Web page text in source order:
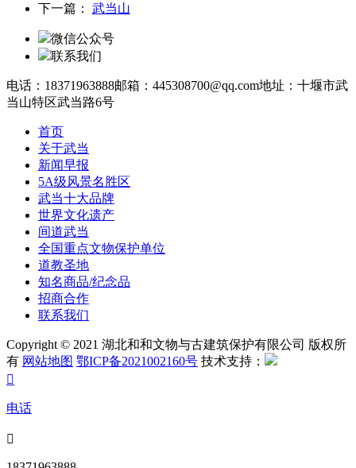
下一篇： 武当山
微信公众号
联系我们
电话：18371963888邮箱：445308700@qq.com地址：十堰市武
当山特区武当路6号
首页
关于武当
新闻早报
5A级风景名胜区
武当十大品牌
世界文化遗产
间道武当
全国重点文物保护单位
道教圣地
知名商品/纪念品
招商合作
联系我们
Copyright © 2021 湖北和和文物与古建筑保护有限公司 版权所
有 网站地图 鄂ICP备2021002160号 技术支持：

电话
